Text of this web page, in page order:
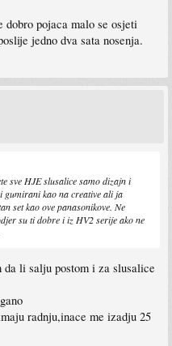
dobro pojaca malo se osjeti
jedno dva sata nosenja.
sve HJE slusalice samo dizajn i
gumirani kao na creative ali ja
set kao ove panasonikove. Ne
su ti dobre i iz HV2 serije ako ne
li salju postom i za slusalice
radnju,inace me izadju 25